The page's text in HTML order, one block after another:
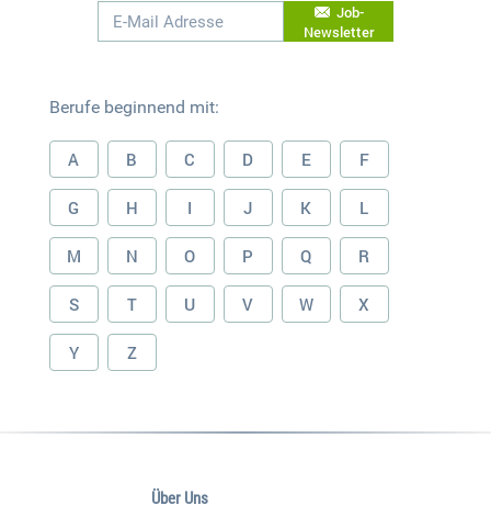
Job-
Newsletter
Berufe beginnend mit:
A B C D E F
G H I J K L
M N O P Q R
S T U V W X
Y Z
Über Uns